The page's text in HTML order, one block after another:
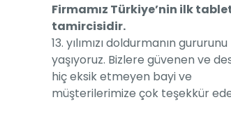
Firmamız Türkiye’nin ilk
tamircisidir.
13. yılımızı doldurmanın gururunu
yaşıyoruz. Bizlere güvenen ve
hiç eksik etmeyen bayi ve
müşterilerimize çok teşekkür